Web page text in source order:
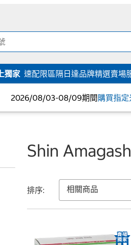
獨家 速配限區隔日達品牌精選賣場
2026/08/03-08/09期間購買指
Shin
排序: